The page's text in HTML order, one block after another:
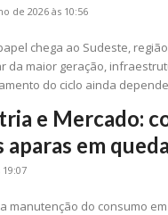
de 2026 às 10:56
chega ao Sudeste,
da maior geração,
do ciclo ainda
e Mercado:
em queda
manutenção do consumo